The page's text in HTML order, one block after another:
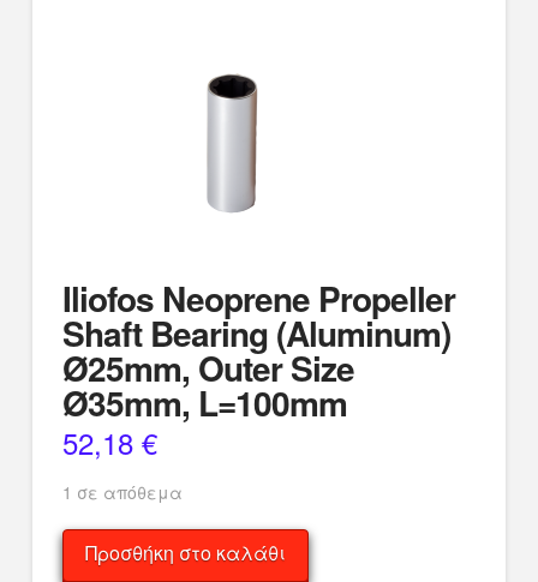
Iliofos Neoprene Propeller
Shaft Bearing (Aluminum)
Ø25mm, Outer Size
Ø35mm, L=100mm
52,18 €
1 σε απόθεμα
Iliofos
Neoprene
Προσθήκη στο καλάθι